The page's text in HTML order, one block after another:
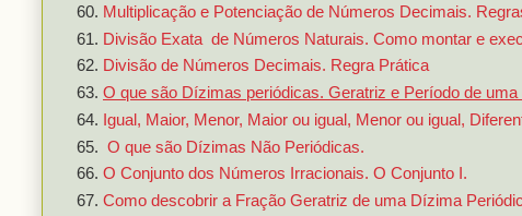
Multiplicação e Potenciação de Números Decimais.
Divisão Exata de Números Naturais. Como montar e
Divisão de Números Decimais. Regra Prática
O que são Dízimas periódicas. Geratriz e Período de uma
Igual, Maior, Menor, Maior ou igual, Menor ou igual,
O que são Dízimas Não Periódicas.
O Conjunto dos Números Irracionais. O Conjunto I.
Como descobrir a Fração Geratriz de uma Dízima